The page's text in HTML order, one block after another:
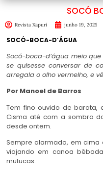
SOCÓ
Revista Xapuri junho 19, 2025
SOCÓ-BOCA-D’ÁGUA
Socó-boca-d’água meio
se quisesse conversar de
arregala o olho vermelho, e
Por Manoel de Barros
Tem fino ouvido de barata,
Cisma até com a sombra
desde ontem.
Sempre alarmado, em
viajando em canoa
mutucas.